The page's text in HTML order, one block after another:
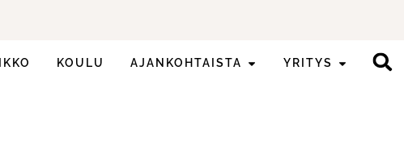
KOULU AJANKOHTAISTA YRITYS